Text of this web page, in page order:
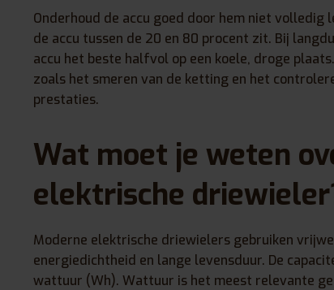
Onderhoud de accu goed door hem niet
de accu tussen de 20 en 80 procent zit. Bij
accu het beste halfvol op een koele, droge
zoals het smeren van de ketting en het
prestaties.
Wat moet je weten
elektrische
Moderne elektrische driewielers gebruiken
energiedichtheid en lange levensduur. De
wattuur (Wh). Wattuur is het meest relevante